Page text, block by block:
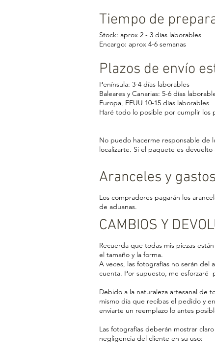
Tiempo de
Stock: aprox 2 - 3 días laborables
Encargo: aprox 4-6 semanas
Plazos de envío
Península: 3-4 días laborables
Baleares y Canarias: 5-6 días
Europa, EEUU 10-15 días laborables
Haré todo lo posible por cumplir los
No puedo hacerme responsable de
localizarte. Si el paquete es
Aranceles y
Los compradores pagarán los
de aduanas.
CAMBIOS Y
Recuerda que todas mis piezas
el tamaño y la forma.
A veces, las fotografías no serán del
cuenta. Por supuesto, me esforzaré
Debido a la naturaleza artesanal de
mismo día que recibas el pedido y
enviarte un reemplazo lo antes
Las fotografías deberán mostrar
negligencia del cliente en su uso: